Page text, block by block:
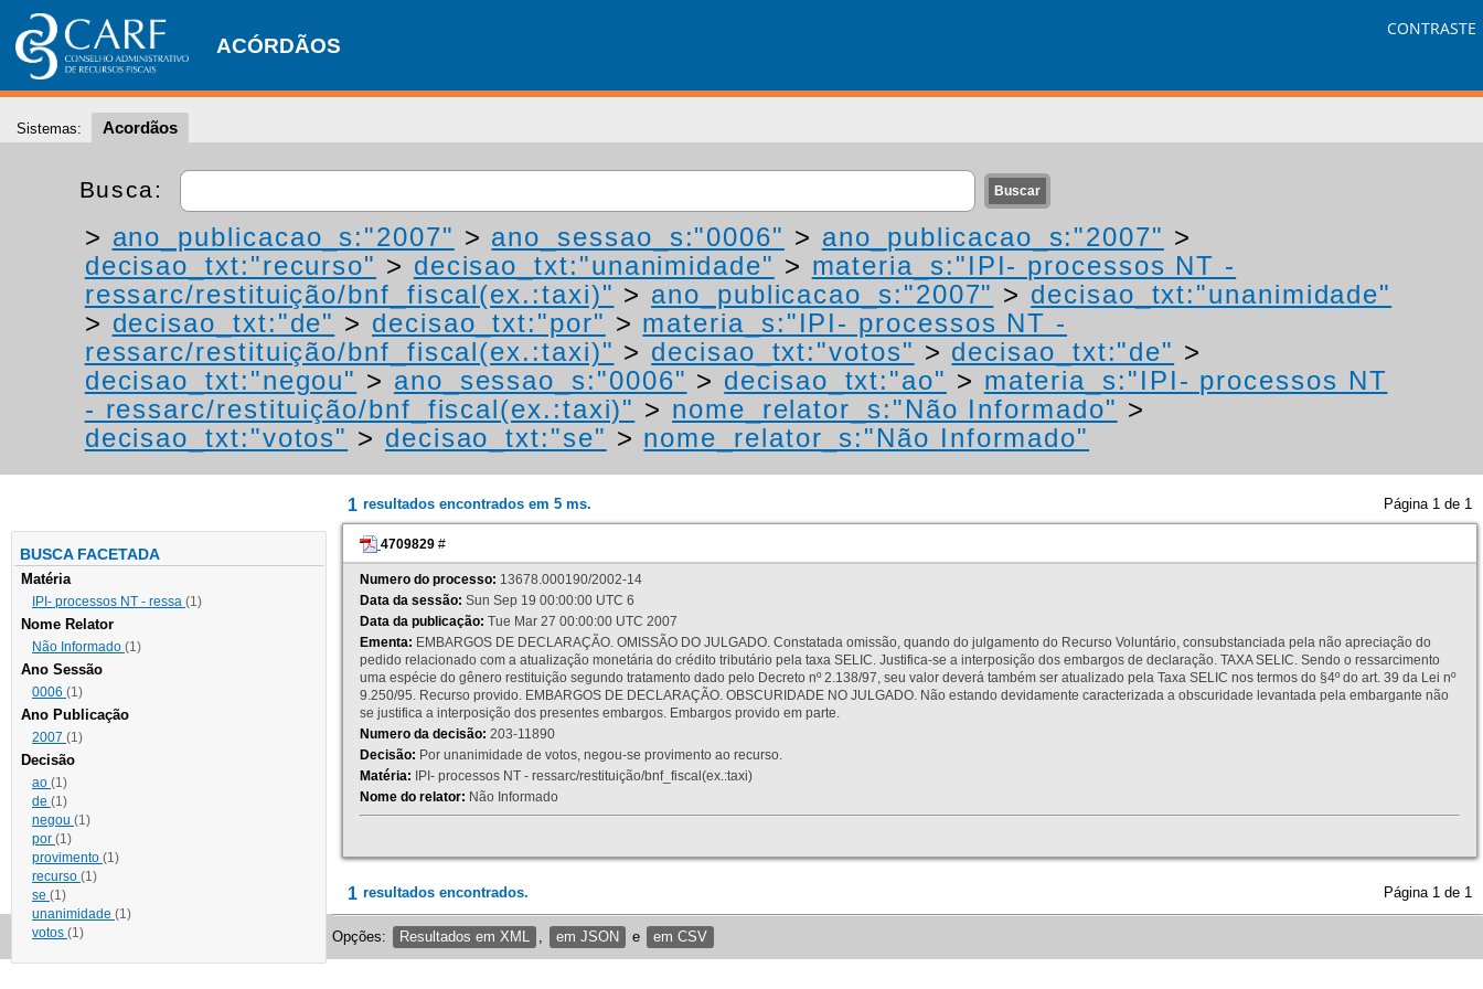
ACÓRDÃOS
CONTRASTE
Sistemas: Acordãos
Busca:
> ano_publicacao_s:"2007" > ano_sessao_s:"0006" > ano_publicacao_s:"2007" >
decisao_txt:"recurso" > decisao_txt:"unanimidade" > materia_s:"IPI- processos NT -
ressarc/restituição/bnf_fiscal(ex.:taxi)" > ano_publicacao_s:"2007" > decisao_txt:"unanimidade"
> decisao_txt:"de" > decisao_txt:"por" > materia_s:"IPI- processos NT -
ressarc/restituição/bnf_fiscal(ex.:taxi)" > decisao_txt:"votos" > decisao_txt:"de" >
decisao_txt:"negou" > ano_sessao_s:"0006" > decisao_txt:"ao" > materia_s:"IPI- processos NT
- ressarc/restituição/bnf_fiscal(ex.:taxi)" > nome_relator_s:"Não Informado" >
decisao_txt:"votos" > decisao_txt:"se" > nome_relator_s:"Não Informado"
BUSCA FACETADA
Matéria
IPI- processos NT - ressa (1)
Nome Relator
Não Informado (1)
Ano Sessão
0006 (1)
Ano Publicação
2007 (1)
Decisão
ao (1)
de (1)
negou (1)
por (1)
provimento (1)
recurso (1)
se (1)
unanimidade (1)
votos (1)
1 resultados encontrados em 5 ms. Página 1 de 1
4709829 #
Numero do processo: 13678.000190/2002-14
Data da sessão: Sun Sep 19 00:00:00 UTC 6
Data da publicação: Tue Mar 27 00:00:00 UTC 2007
Ementa: EMBARGOS DE DECLARAÇÃO. OMISSÃO DO JULGADO. Constatada omissão, quando do julgamento do Recurso Voluntário, consubstanciada pela não apreciação do
pedido relacionado com a atualização monetária do crédito tributário pela taxa SELIC. Justifica-se a interposição dos embargos de declaração. TAXA SELIC. Sendo o ressarcimento
uma espécie do gênero restituição segundo tratamento dado pelo Decreto nº 2.138/97, seu valor deverá também ser atualizado pela Taxa SELIC nos termos do §4º do art. 39 da Lei nº
9.250/95. Recurso provido. EMBARGOS DE DECLARAÇÃO. OBSCURIDADE NO JULGADO. Não estando devidamente caracterizada a obscuridade levantada pela embargante não
se justifica a interposição dos presentes embargos. Embargos provido em parte.
Numero da decisão: 203-11890
Decisão: Por unanimidade de votos, negou-se provimento ao recurso.
Matéria: IPI- processos NT - ressarc/restituição/bnf_fiscal(ex.:taxi)
Nome do relator: Não Informado
1 resultados encontrados. Página 1 de 1
Opções: Resultados em XML em JSON e em CSV